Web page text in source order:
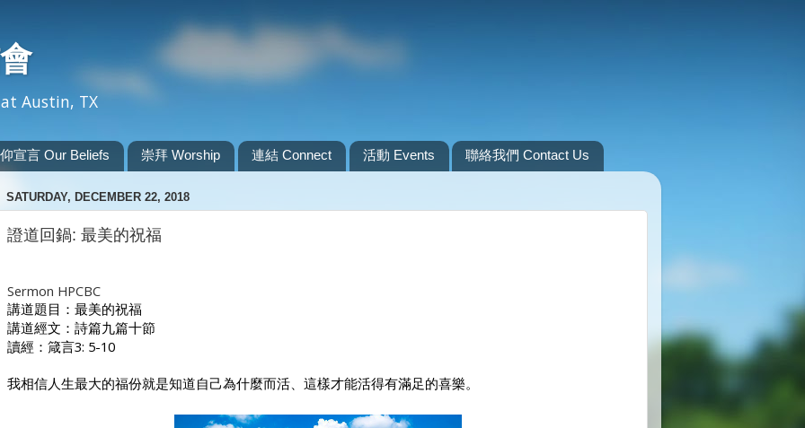
Austin, TX
宣言 Our Beliefs 崇拜 Worship 連結 Connect 活動 Events 聯絡我們 Contact Us
SATURDAY, DECEMBER 22, 2018
證道回鍋: 最美的祝福
Sermon HPCBC
講道題目：最美的祝福
講道經文：詩篇九篇十節
讀經：箴言3: 5-10
我相信人生最大的福份就是知道自己為什麼而活、這樣才能活得有滿足的喜樂。